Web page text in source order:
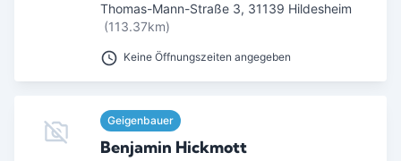
Thomas-Mann-Straße 3, 31139 Hildesheim
(113.37km)
Keine Öffnungszeiten angegeben
Geigenbauer
Benjamin Hickmott